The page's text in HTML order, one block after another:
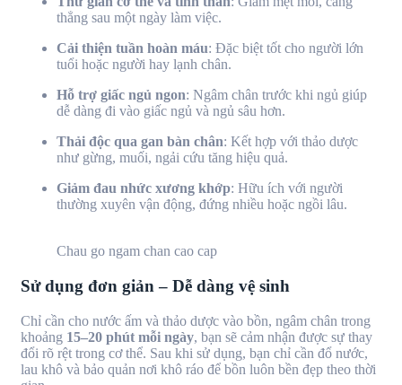
thẳng sau một ngày làm việc.
Cải thiện tuần hoàn máu: Đặc biệt tốt cho người lớn
tuổi hoặc người hay lạnh chân.
Hỗ trợ giấc ngủ ngon: Ngâm chân trước khi ngủ giúp
dễ dàng đi vào giấc ngủ và ngủ sâu hơn.
Thải độc qua gan bàn chân: Kết hợp với thảo dược
như gừng, muối, ngải cứu tăng hiệu quả.
Giảm đau nhức xương khớp: Hữu ích với người
thường xuyên vận động, đứng nhiều hoặc ngồi lâu.
Chau go ngam chan cao cap
Sử dụng đơn giản – Dễ dàng vệ sinh
Chỉ cần cho nước ấm và thảo dược vào bồn, ngâm chân trong
khoảng 15–20 phút mỗi ngày, bạn sẽ cảm nhận được sự thay
đổi rõ rệt trong cơ thể. Sau khi sử dụng, bạn chỉ cần đổ nước,
lau khô và bảo quản nơi khô ráo để bồn luôn bền đẹp theo thời